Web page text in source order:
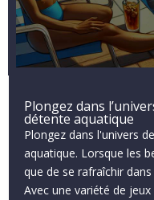
Plongez dans
détente aquatique
Plongez dans l'univers
aquatique. Lorsque les
que de se rafraîchir
Avec une variété de